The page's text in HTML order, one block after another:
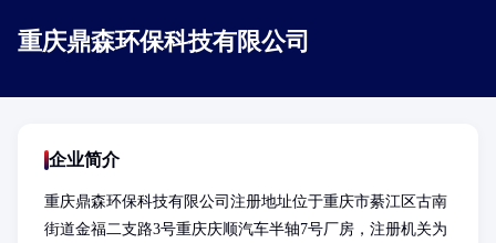
重庆鼎森环保科技有限公司
企业简介
重庆鼎森环保科技有限公司注册地址位于重庆市綦江区古南
街道金福二支路3号重庆庆顺汽车半轴7号厂房，注册机关为